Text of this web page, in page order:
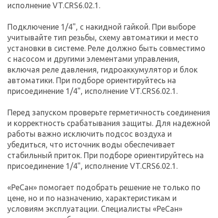
исполнение VT.CRS6.02.1.
Подключение 1/4", с накидной гайкой. При выборе
учитывайте тип резьбы, схему автоматики и место
установки в системе. Реле должно быть совместимо
с насосом и другими элементами управления,
включая реле давления, гидроаккумулятор и блок
автоматики. При подборе ориентируйтесь на
присоединение 1/4", исполнение VT.CRS6.02.1.
Перед запуском проверьте герметичность соединения
и корректность срабатывания защиты. Для надежной
работы важно исключить подсос воздуха и
убедиться, что источник воды обеспечивает
стабильный приток. При подборе ориентируйтесь на
присоединение 1/4", исполнение VT.CRS6.02.1.
«РеСан» помогает подобрать решение не только по
цене, но и по назначению, характеристикам и
условиям эксплуатации. Специалисты «РеСан»